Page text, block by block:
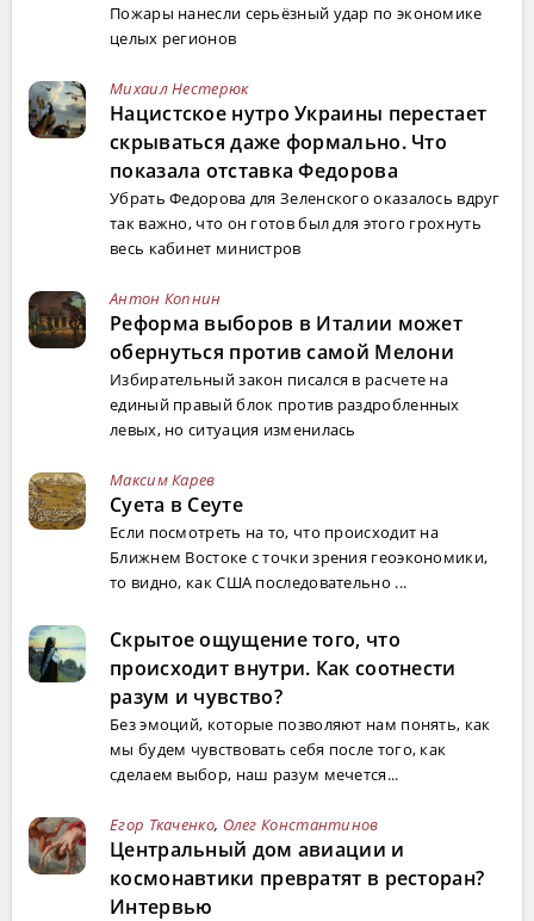
Пожары нанесли серьёзный удар по экономике
целых регионов
Михаил Нестерюк
Нацистское нутро Украины перестает
скрываться даже формально. Что
показала отставка Федорова
Убрать Федорова для Зеленского оказалось вдруг
так важно, что он готов был для этого грохнуть
весь кабинет министров
Антон Копнин
Реформа выборов в Италии может
обернуться против самой Мелони
Избирательный закон писался в расчете на
единый правый блок против раздробленных
левых, но ситуация изменилась
Максим Карев
Суета в Сеуте
Если посмотреть на то, что происходит на
Ближнем Востоке с точки зрения геоэкономики,
то видно, как США последовательно ...
Скрытое ощущение того, что
происходит внутри. Как соотнести
разум и чувство?
Без эмоций, которые позволяют нам понять, как
мы будем чувствовать себя после того, как
сделаем выбор, наш разум мечется...
Егор Ткаченко, Олег Константинов
Центральный дом авиации и
космонавтики превратят в ресторан?
Интервью